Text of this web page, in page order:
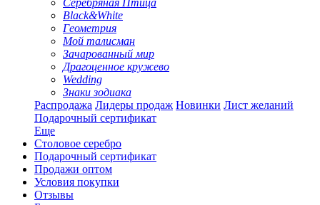
Серебряная Птица
Black&White
Геометрия
Мой талисман
Зачарованный мир
Драгоценное кружево
Wedding
Знаки зодиака
Распродажа Лидеры продаж Новинки Лист желаний
Подарочный сертификат
Еще
Столовое серебро
Подарочный сертификат
Продажи оптом
Условия покупки
Отзывы